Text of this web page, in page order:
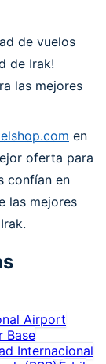
de vuelos
de Irak!
las mejores
en
oferta para
confían en
las mejores
Airport
Base
Internacional